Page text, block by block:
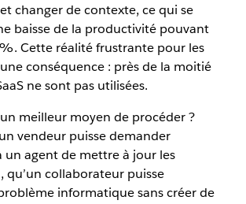
changer de contexte, ce qui se
baisse de la productivité pouvant
Cette réalité frustrante pour les
conséquence : près de la moitié
ne sont pas utilisées.
un meilleur moyen de procéder ?
vendeur puisse demander
un agent de mettre à jour les
qu’un collaborateur puisse
informatique sans créer de